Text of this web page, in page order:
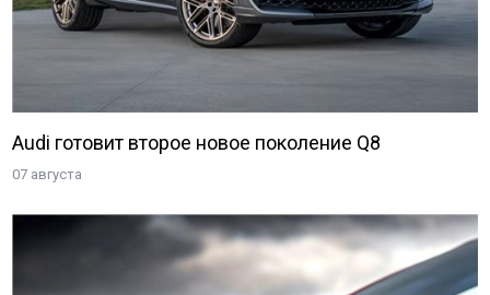
Audi готовит второе новое поколение Q8
07 августа